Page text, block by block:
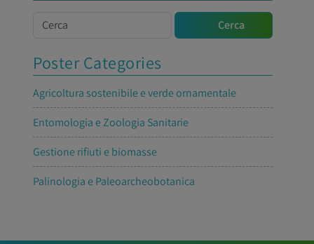
Cerca Cerca
Poster Categories
Agricoltura sostenibile e verde ornamentale
Entomologia e Zoologia Sanitarie
Gestione rifiuti e biomasse
Palinologia e Paleoarcheobotanica